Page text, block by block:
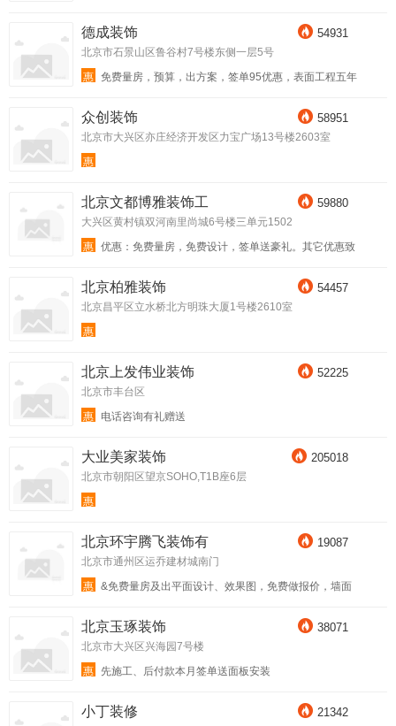
德成装饰 54931
北京市石景山区鲁谷村7号楼东侧一层5号
惠
免费量房，预算，出方案，签单95优惠，表面工程五年
众创装饰 58951
北京市大兴区亦庄经济开发区力宝广场13号楼2603室
惠
北京文都博雅装饰工 59880
大兴区黄村镇双河南里尚城6号楼三单元1502
惠
优惠：免费量房，免费设计，签单送豪礼。其它优惠致
北京柏雅装饰 54457
北京昌平区立水桥北方明珠大厦1号楼2610室
惠
北京上发伟业装饰 52225
北京市丰台区
惠
电话咨询有礼赠送
大业美家装饰 205018
北京市朝阳区望京SOHO,T1B座6层
惠
北京环宇腾飞装饰有 19087
北京市通州区运乔建材城南门
惠
&免费量房及出平面设计、效果图，免费做报价，墙面
北京玉琢装饰 38071
北京市大兴区兴海园7号楼
惠
先施工、后付款本月签单送面板安装
小丁装修 21342